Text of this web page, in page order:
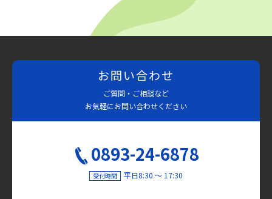
お問い合わせ
ご質問・ご相談など
お気軽にお問い合わせください
0893-24-6878
受付時間 平日8:30 〜 17:30